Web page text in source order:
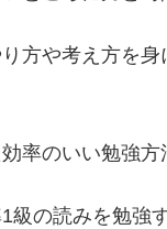
方や考え方を
率のいい勉強方
級の読みを勉強